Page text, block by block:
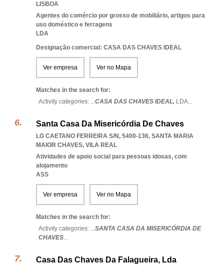
LISBOA
Agentes do comércio por grosso de mobiliário, artigos para
uso doméstico e ferragens
LDA
Designação comercial: CASA DAS CHAVES IDEAL
Ver empresa Ver no Mapa
Matches in the search for:
Activity categories: ...CASA DAS CHAVES IDEAL, LDA...
Santa Casa Da Misericórdia De Chaves
LG CAETANO FERREIRA S/N, 5400-136, SANTA MARIA
MAIOR CHAVES, VILA REAL
Atividades de apoio social para pessoas idosas, com
alojamento
ASS
Ver empresa Ver no Mapa
Matches in the search for:
Activity categories: ...SANTA CASA DA MISERICÓRDIA DE
CHAVES...
Casa Das Chaves Da Falagueira, Lda